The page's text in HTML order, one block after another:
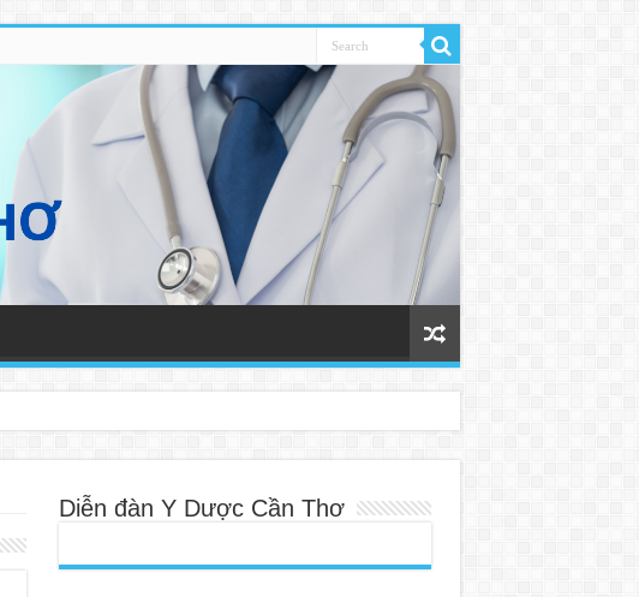
Diễn đàn Y Dược Cần Thơ